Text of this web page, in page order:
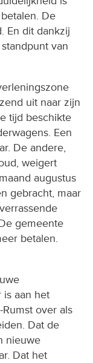
De
En dit dankzij
van
uit naar zijn
tijd beschikte
Een
De andere,
weigert
augustus
gebracht, maar
gemeente
betalen.
is aan het
over als
Dat de
nieuwe
Dat het